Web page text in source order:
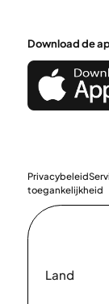
Download de
Privacybeleid
toegankelijkheid
Land